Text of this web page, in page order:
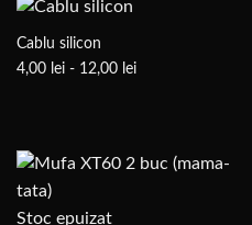
Cablu silicon
4,00 lei - 12,00 leiInterval
până
Stoc epuizat